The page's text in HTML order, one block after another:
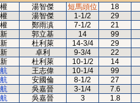
湯智傑 短馬頭位 18
湯智傑 1-1/2 29
鄭雨滇 7-1/2 21
郭立基 14 99
杜利萊 14-3/4 29
卓利 9-3/4 22
杜利萊 10-1/2 14
王志偉 10-1/4 99
安國倫 8-1/2 27
吳嘉晉 3-1/4 7.6
吳嘉晉 3 1.8